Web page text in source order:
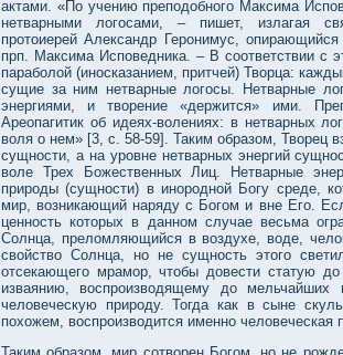
актами. «По учению преподобного Максима
нетварными логосами, – пишет, излагая
протоиерей Александр Геронимус,
прп. Максима Исповедника. – В соответствии с
параболой (иносказанием, притчей) Творца:
сущие за ним нетварные логосы. Нетварные
энергиями, и творение «держится» ими.
Ареопагитик об идеях-волениях: в нетварных
воля о нем» [3, с. 58-59]. Таким образом, Творец
сущности, а на уровне нетварных энергий
воле Трех Божественных Лиц. Нетварные
природы (сущности) в инородной Богу среде,
мир, возникающий наряду с Богом и вне Его.
ценность которых в данном случае весьма
Солнца, преломляющийся в воздухе, воде,
свойство Солнца, но не сущность этого
отсекающего мрамор, чтобы довести статую
изваянию, воспроизводящему до мельчайших
человеческую природу. Тогда как в сыне
похожем, воспроизводится именно человеческая